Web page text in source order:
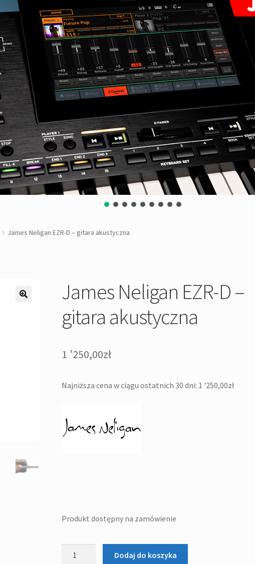
James Neligan EZR-D – gitara akustyczna
James Neligan EZR-D –
gitara akustyczna
1 '250,00zł
Najniższa cena w ciągu ostatnich 30 dni: 1 '250,00zł
Produkt dostępny na zamówienie
Dodaj do koszyka